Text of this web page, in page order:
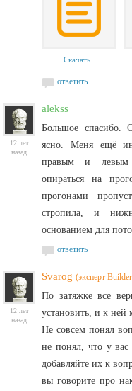
Скачать
ответить
12 лет
назад
alekss
Большое спасибо.
ясно. Меня ещё
правым и левым
опираться на
прогонами
стропила, и
основанием для
ответить
12 лет
назад
Svarog (эксперт
По затяжке все
установить, и к ней
Не совсем понял
не понял, что у вас
добавляйте их к
вы говорите про